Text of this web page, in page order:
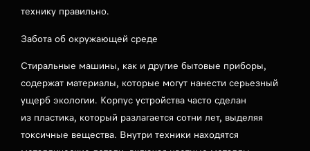
технику правильно.
Забота об окружающей среде
Стиральные машины, как и другие бытовые приборы,
содержат материалы, которые могут нанести серьезный
ущерб экологии. Корпус устройства часто сделан
из пластика, который разлагается сотни лет, выделяя
токсичные вещества. Внутри техники находятся